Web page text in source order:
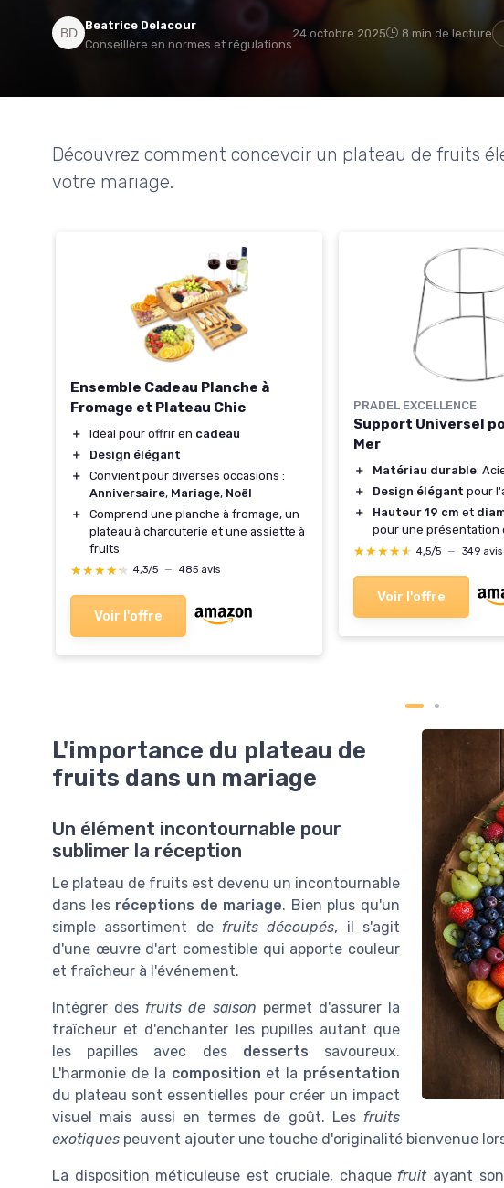
Beatrice Delacour
Conseillère en normes et régulations
24 octobre 2025 8 min de lecture
Découvrez comment concevoir un plateau de fruits
votre mariage.
Ensemble Cadeau Planche à
Fromage et Plateau Chic
＋ Idéal pour offrir en cadeau
＋
Design élégant
＋
Convient pour diverses occasions :
Anniversaire, Mariage, Noël
＋
Comprend une planche à fromage, un
plateau à charcuterie et une assiette à
fruits
★★★★★
★★★★★ 4,3/5 — 485 avis
Voir l'offre
PRADEL EXCELLENCE
Support Universel
Mer
＋ Matériau durable:
＋
Design élégant pour
＋
Hauteur 19 cm et
pour une présentation
★★★★★
★★★★★ 4,5/5 — 349 avis
Voir l'offre
L'importance du plateau de
fruits dans un mariage
Un élément incontournable pour
sublimer la réception
Le plateau de fruits est devenu un incontournable
dans les réceptions de mariage. Bien plus qu'un
simple assortiment de fruits découpés, il s'agit
d'une œuvre d'art comestible qui apporte couleur
et fraîcheur à l'événement.
Intégrer des fruits de saison permet d'assurer la
fraîcheur et d'enchanter les pupilles autant que
les papilles avec des desserts savoureux.
L'harmonie de la composition et la présentation
du plateau sont essentielles pour créer un impact
visuel mais aussi en termes de goût. Les fruits
exotiques peuvent ajouter une touche d'originalité bienvenue
La disposition méticuleuse est cruciale, chaque fruitayant